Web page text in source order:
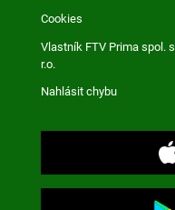
Cookies
Vlastník FTV Prima spol. s
r.o.
Nahlásit chybu